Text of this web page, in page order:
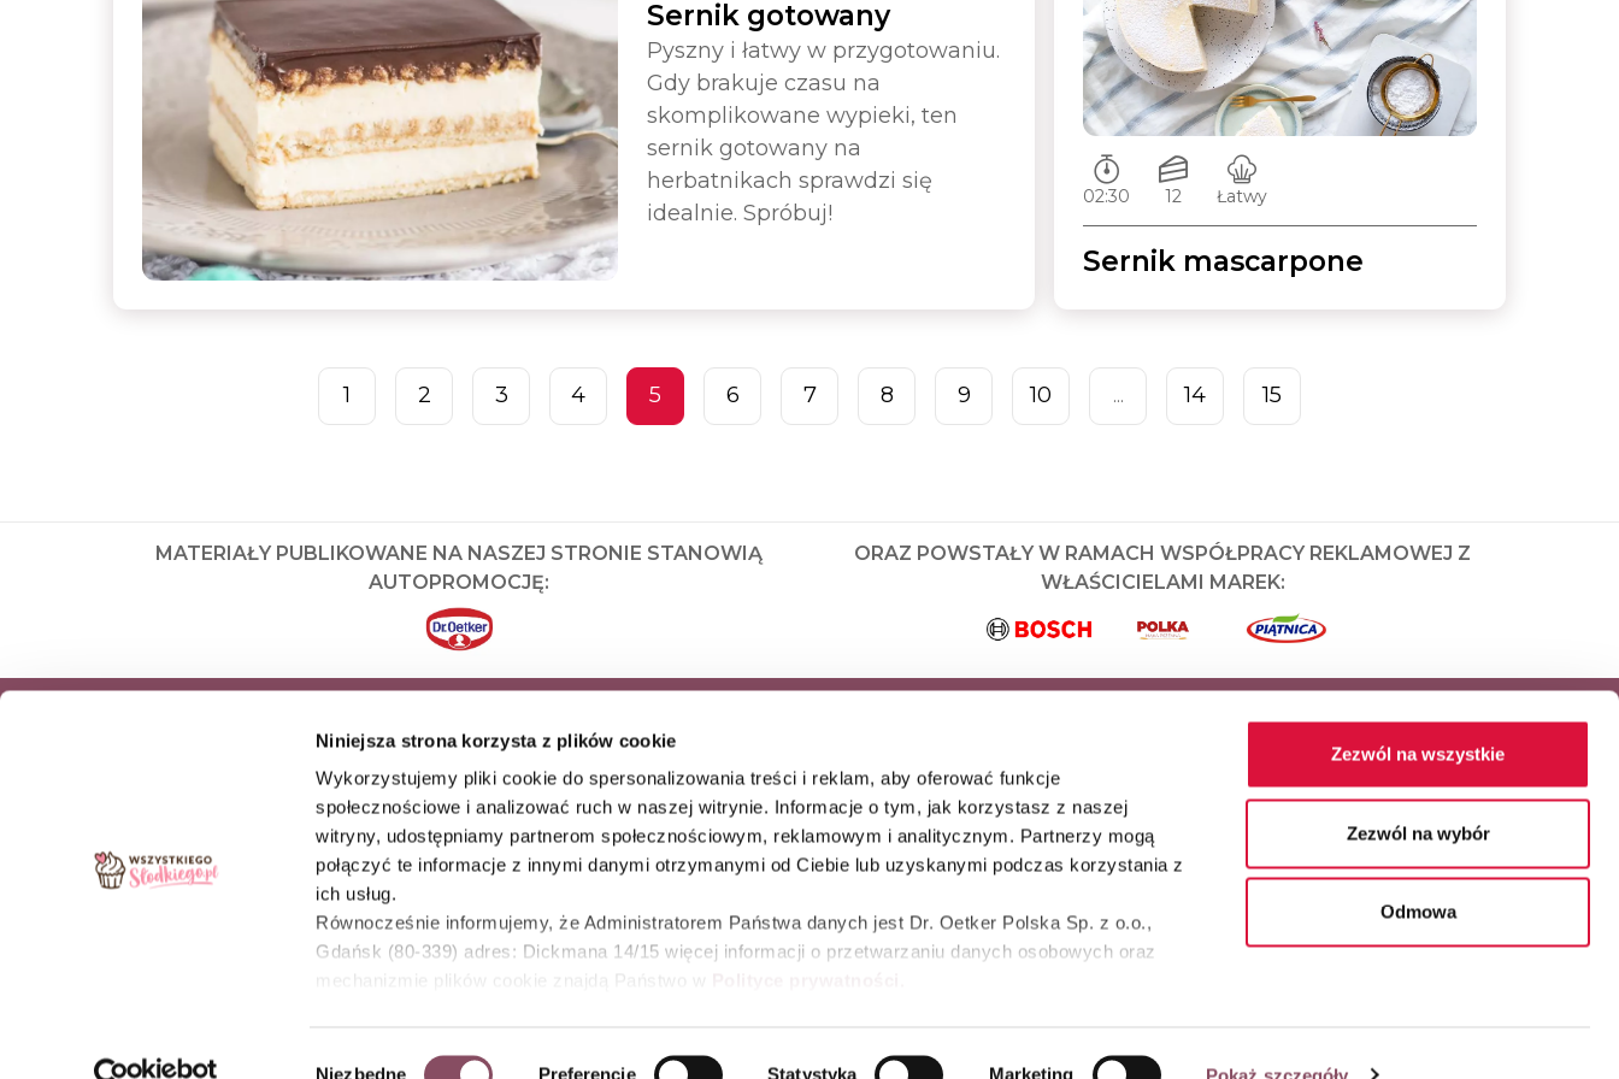
Niniejsza strona korzysta z plików cookie
Wykorzystujemy pliki cookie do spersonalizowania treści i reklam, aby oferować funkcje
społecznościowe i analizować ruch w naszej witrynie. Informacje o tym, jak korzystasz z naszej
witryny, udostępniamy partnerom społecznościowym, reklamowym i analitycznym. Partnerzy mogą
połączyć te informacje z innymi danymi otrzymanymi od Ciebie lub uzyskanymi podczas korzystania z
ich usług.
Równocześnie informujemy, że Administratorem Państwa danych jest Dr. Oetker Polska Sp. z o.o.,
Gdańsk (80-339) adres: Dickmana 14/15 więcej informacji o przetwarzaniu danych osobowych oraz
mechanizmie plików cookie znajdą Państwo w
Niezbędne Preferencje Statystyka Marketing Pokaż szczegóły
Zezwól na wszystkie
Zezwól na wybór
Odmowa
Sernik gotowany
Pyszny i łatwy w przygotowaniu.
Gdy brakuje czasu na
skomplikowane wypieki, ten
sernik gotowany na
herbatnikach sprawdzi się
idealnie. Spróbuj!
Czas przygotowywania:
02:30
Ilość porcji:
12
Poziom trudności:
Łatwy
Sernik mascarpone
1 2 3 4 5 6 7 8 9 10 ... 14 15
MATERIAŁY PUBLIKOWANE NA NASZEJ STRONIE STANOWIĄ
AUTOPROMOCJĘ:
ORAZ POWSTAŁY W RAMACH WSPÓŁPRACY REKLAMOWEJ Z
WŁAŚCICIELAMI MAREK:
Główny partner serwisu
ZAPISZ SIĘ DO NEWSLETTERA I ODKRYJ JAKO PIERWSZY
NASZE NAJNOWSZE PRODUKTY ORAZ WYJĄTKOWE
ZAPISZ SIĘ
Wszystkiegoslodkiego.pl © Wszelkie prawa zastrzeżone